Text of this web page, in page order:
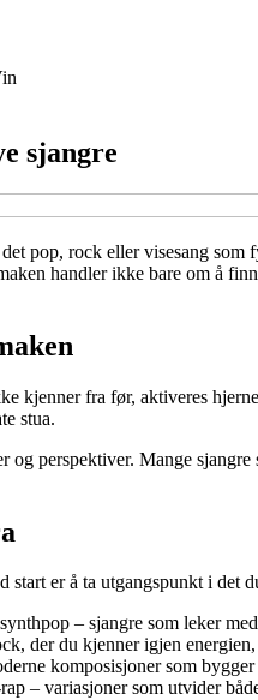
sjangre
pop, rock eller visesang
handler ikke bare om å
kjenner fra før, aktiveres
stua.
perspektiver. Mange
er å ta utgangspunkt i det
– sjangre som leker
der du kjenner igjen
komposisjoner som bygger
– variasjoner som utvider